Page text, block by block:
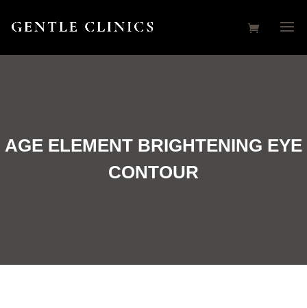
AGE ELEMENT BRIGHTENING EYE
CONTOUR